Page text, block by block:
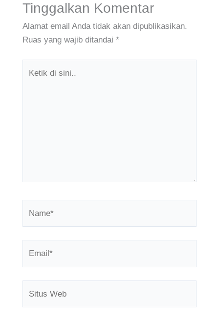
Tinggalkan Komentar
Alamat email Anda tidak akan dipublikasikan.
Ruas yang wajib ditandai *